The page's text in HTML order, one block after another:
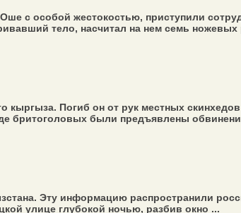
с особой жестокостью, приступили
тело, насчитал на нем семь ножевых
кыргыза. Погиб он от рук местных
бритоголовых были предъявлены
Эту информацию распространили
улице глубокой ночью, разбив окно ...